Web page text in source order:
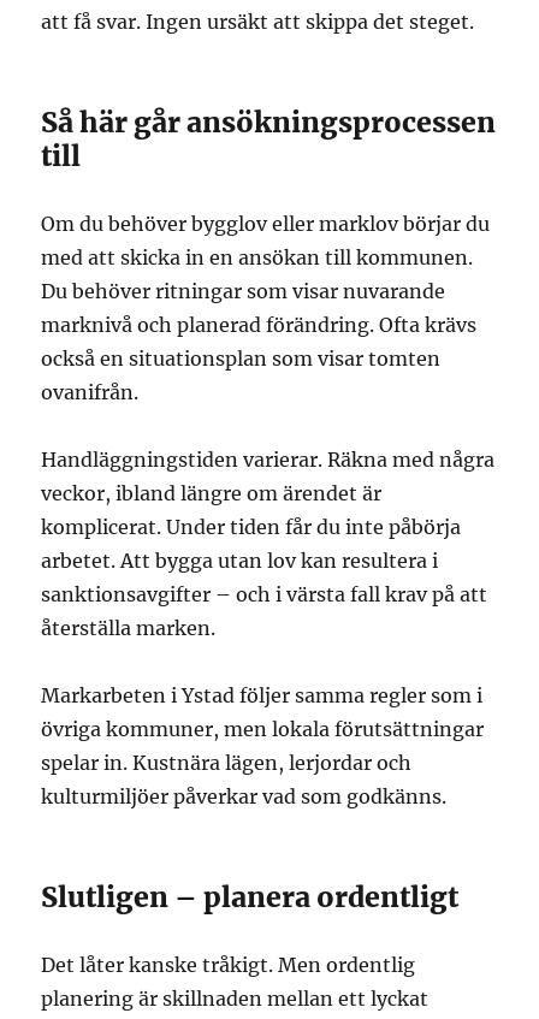
att få svar. Ingen ursäkt att skippa det steget.
Så här går ansökningsprocessen
till
Om du behöver bygglov eller marklov börjar du
med att skicka in en ansökan till kommunen.
Du behöver ritningar som visar nuvarande
marknivå och planerad förändring. Ofta krävs
också en situationsplan som visar tomten
ovanifrån.
Handläggningstiden varierar. Räkna med några
veckor, ibland längre om ärendet är
komplicerat. Under tiden får du inte påbörja
arbetet. Att bygga utan lov kan resultera i
sanktionsavgifter – och i värsta fall krav på att
återställa marken.
Markarbeten i Ystad följer samma regler som i
övriga kommuner, men lokala förutsättningar
spelar in. Kustnära lägen, lerjordar och
kulturmiljöer påverkar vad som godkänns.
Slutligen – planera ordentligt
Det låter kanske tråkigt. Men ordentlig
planering är skillnaden mellan ett lyckat